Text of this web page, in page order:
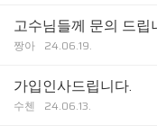
고수님들께 문의 드립
짱아 24.06.19.
가입인사드립니다.
수첸 24.06.13.